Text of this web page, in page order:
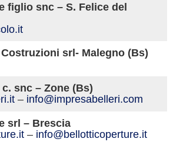
figlio snc – S. Felice del
srl- Malegno (Bs)
snc – Zone (Bs)
it – info@impresabelleri.com
srl – Brescia
it – info@bellotticoperture.it